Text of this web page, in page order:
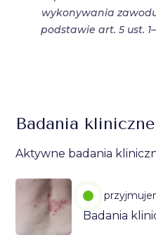
wykonywania
podstawie art. 5 ust.
Badania kliniczne
Aktywne badania
Badania